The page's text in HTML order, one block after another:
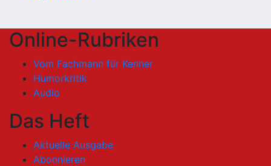
Online-Rubriken
Vom Fachmann für Kenner
Humorkritik
Audio
Das Heft
Aktuelle Ausgabe
Abonnieren